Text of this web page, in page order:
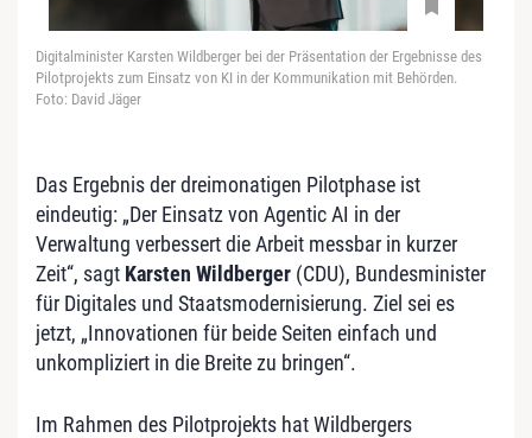
Digitalminister Karsten Wildberger bei der Präsentation der Ergebnisse des
Pilotprojekts zum Einsatz von KI in der Kommunikation mit Behörden.
Foto: David Jäger
Das Ergebnis der dreimonatigen Pilotphase ist
eindeutig: „Der Einsatz von Agentic AI in der
Verwaltung verbessert die Arbeit messbar in kurzer
Zeit“, sagt Karsten Wildberger (CDU), Bundesminister
für Digitales und Staatsmodernisierung. Ziel sei es
jetzt, „Innovationen für beide Seiten einfach und
unkompliziert in die Breite zu bringen“.
Im Rahmen des Pilotprojekts hat Wildbergers